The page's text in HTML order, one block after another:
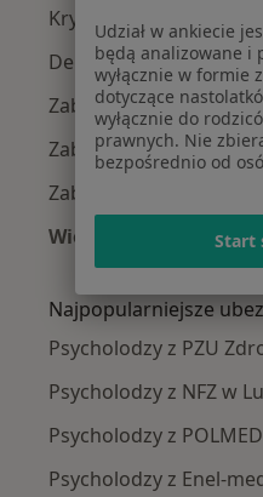
Kryzys emocjonalny w
Depresja w Lublinie
Zaburzenia lękowe w
Zaburzenia nastroju w
Zaburzenia
Więcej (15)
Więcej w
Najpopularniejsze
Psycholodzy z PZU
Psycholodzy z NFZ w
Psycholodzy z
Psycholodzy z Enel-
Udział w ankiecie
będą analizowane i
wyłącznie w formie
dotyczące
wyłącznie do
prawnych. Nie
bezpośrednio od
Start